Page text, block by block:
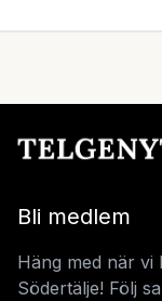
Bli medlem
Häng med när vi
Södertälje! Följ